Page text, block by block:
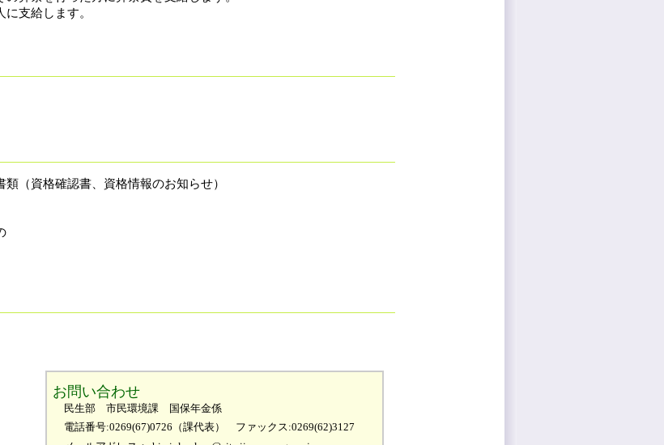
支給します。
（資格確認書、資格情報のお知らせ）
お問い合わせ
民生部 市民環境課 国保年金係
電話番号:0269(67)0726（課代表） ファックス:0269(62)3127